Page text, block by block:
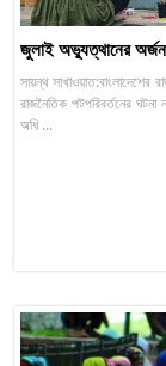
জুলাই অভ্যুত্থানের
সায়ন্থ
রাজনৈতিক পটপরিবর্তনের
অধি ...